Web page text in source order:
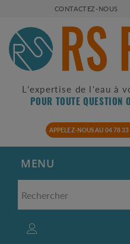
CONTACTEZ-NOUS
L'expertise de l'eau à
POUR TOUTE QUESTION
APPELEZ-NOUS AU 04 78
MENU